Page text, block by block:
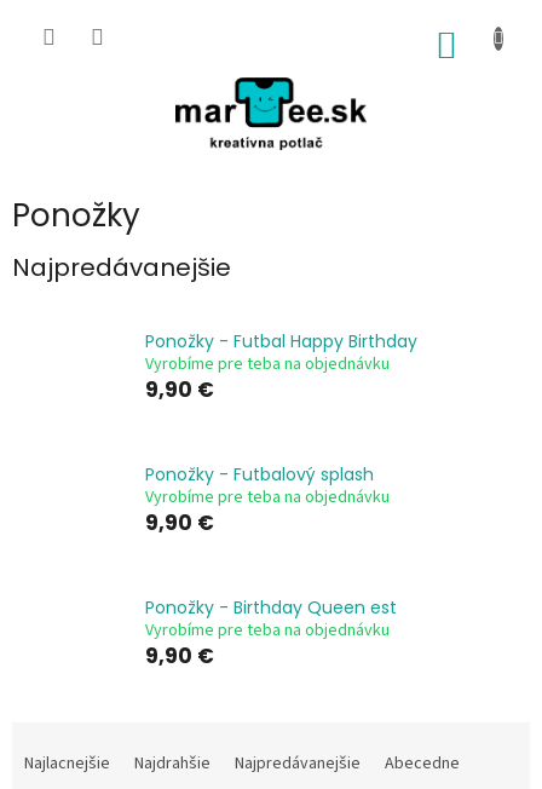
Ponožky
Najpredávanejšie
Ponožky - Futbal Happy Birthday
Vyrobíme pre teba na objednávku
9,90 €
Ponožky - Futbalový splash
Vyrobíme pre teba na objednávku
9,90 €
Ponožky - Birthday Queen est
Vyrobíme pre teba na objednávku
9,90 €
aNajlacnejšie Najdrahšie Najpredávanejšie Abecedne